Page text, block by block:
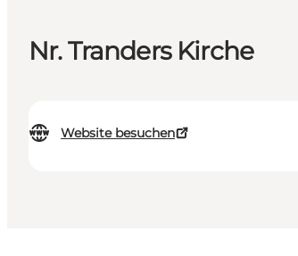
Nr. Tranders Kirche
Website besuchen